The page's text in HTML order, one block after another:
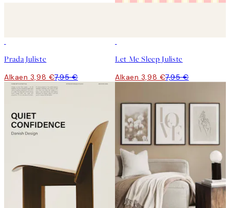
Prada Juliste
Alkaen 3,98 €7,95 €
Let Me Sleep Juliste
Alkaen 3,98 €7,95 €